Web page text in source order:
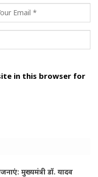
in this browser for
मुख्यमंत्री डॉ. यादव